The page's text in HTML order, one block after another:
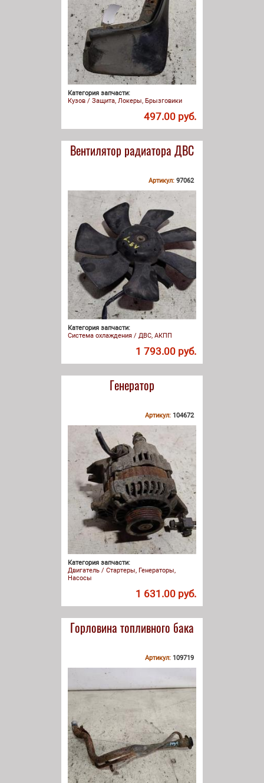
Категория запчасти:
Кузов / Защита, Локеры, Брызговики
497.00 руб.
Вентилятор радиатора ДВС
Артикул: 97062
Категория запчасти:
Система охлаждения / ДВС, АКПП
1 793.00 руб.
Генератор
Артикул: 104672
Категория запчасти:
Двигатель / Стартеры, Генераторы,
Насосы
1 631.00 руб.
Горловина топливного бака
Артикул: 109719